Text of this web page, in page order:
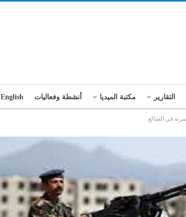
التقارير مكتبة الميديا أنشطة وفعاليات English